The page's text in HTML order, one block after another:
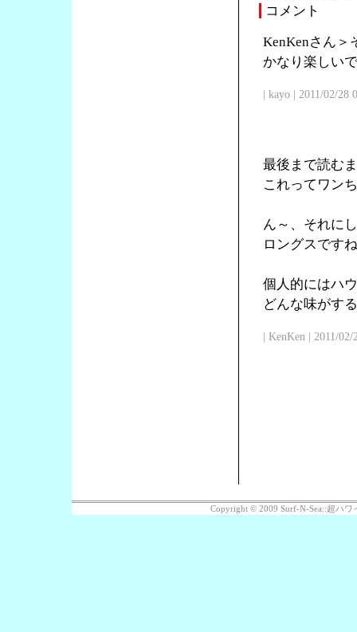
コメント
KenKenさん＞
かなり楽しい
| kayo | 2011/02/28
最後まで読む
これってワン
ん～、それに
ロングスです
個人的にはハ
どんな味がす
| KenKen | 2011/
Copyright © 2009 Surf-N-Sea::超ハワ